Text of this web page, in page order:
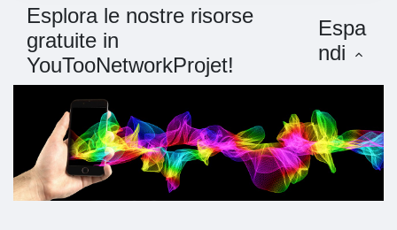
Esplora le nostre risorse
gratuite in
YouTooNetworkProjet!
Espa
ndi